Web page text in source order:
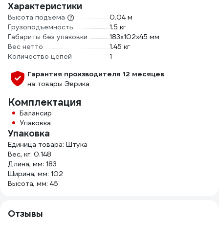
Характеристики
Высота подъема
0.04 м
Грузоподъемность
1.5 кг
Габариты без упаковки
183x102x45 мм
Вес нетто
1.45 кг
Количество цепей
1
Гарантия производителя 12 месяцев
на товары Эврика
Комплектация
Балансир
Упаковка
Упаковка
Единица товара: Штука
Вес, кг: 0.148
Длина, мм: 183
Ширина, мм: 102
Высота, мм: 45
Отзывы